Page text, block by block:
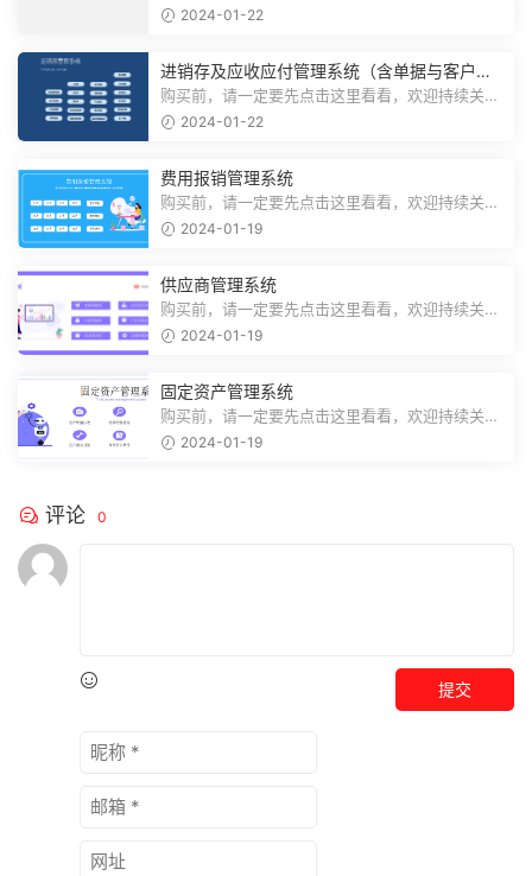
注，精彩模板每天推送预览结束，需要...
2024-01-22
进销存及应收应付管理系统（含单据与客户对
账）
购买前，请一定要先点击这里看看，欢迎持续关
注，精彩模板每天推送预览结束，需要...
2024-01-22
费用报销管理系统
购买前，请一定要先点击这里看看，欢迎持续关
注，精彩模板每天推送预览结束，需要...
2024-01-19
供应商管理系统
购买前，请一定要先点击这里看看，欢迎持续关
注，精彩模板每天推送预览结束，需要...
2024-01-19
固定资产管理系统
购买前，请一定要先点击这里看看，欢迎持续关
注，精彩模板每天推送预览结束，需要...
2024-01-19
评论 0
提交